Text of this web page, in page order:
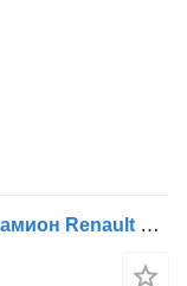
Компресор за въздух K011035 за камион Renault Midlum